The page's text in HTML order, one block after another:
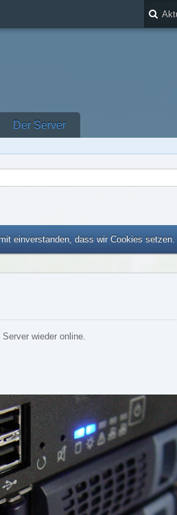
Der Server
einverstanden, dass wir Cookies setzen.
wieder online.